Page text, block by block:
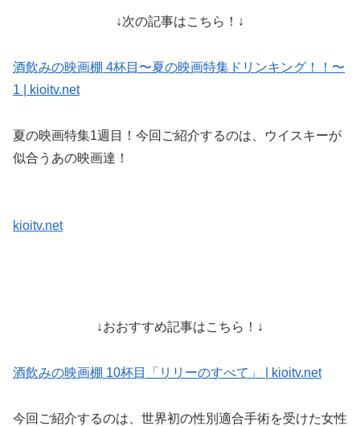
↓次の記事はこちら！↓
酒飲みの映画棚 4杯目〜夏の映画特集ドリンキング！！〜
1 | kioitv.net
夏の映画特集1週目！今回ご紹介するのは、ウイスキーが
似合うあの映画達！
kioitv.net
↓おおすすめ記事はこちら！↓
酒飲みの映画棚 10杯目「リリーのすべて」 | kioitv.net
今回ご紹介するのは、世界初の性別適合手術を受けた女性